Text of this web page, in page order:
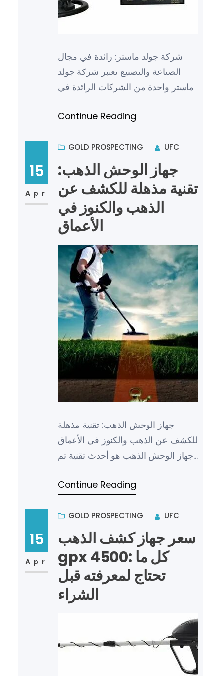
شركة جولد ماستر: رائدة في مجال
الصناعة والتصنيع تعتبر شركة جولد
ماستر واحدة من الشركات الرائدة في
Continue Reading
15
Apr
GOLD PROSPECTING UFC
جهاز الوحش الذهب:
تقنية مذهلة للكشف عن
الذهب والكنوز في
الأعماق
جهاز الوحش الذهب: تقنية مذهلة
للكشف عن الذهب والكنوز في الأعماق
جهاز الوحش الذهب هو أحدث تقنية تم
Continue Reading
15
Apr
GOLD PROSPECTING UFC
سعر جهاز كشف الذهب
gpx 4500: كل ما
تحتاج لمعرفته قبل
الشراء